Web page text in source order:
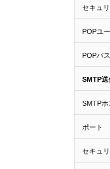
セキュ
POPユ
POPパ
SMTP
SMTPホ
ポート
セキュ